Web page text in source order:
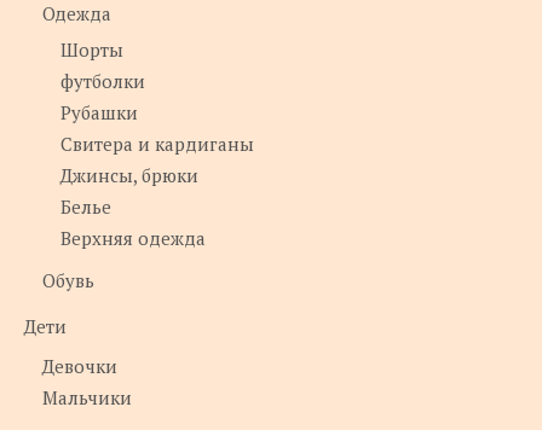
Одежда
Шорты
футболки
Рубашки
Свитера и кардиганы
Джинсы, брюки
Белье
Верхняя одежда
Обувь
Дети
Девочки
Мальчики